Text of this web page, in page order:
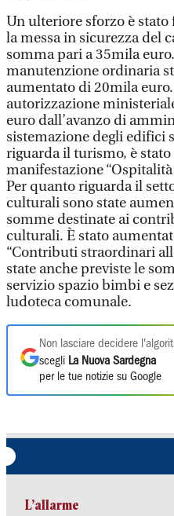
Un ulteriore sforzo è stato
la messa in sicurezza del
somma pari a 35mila
manutenzione ordinaria
aumentato di 20mila
autorizzazione
euro dall’avanzo di
sistemazione degli edifici
riguarda il turismo, è
manifestazione
Per quanto riguarda il
culturali sono state
somme destinate ai
culturali. È stato
“Contributi straordinari
state anche previste le
servizio spazio bimbi e
ludoteca comunale.
Non lasciare decidere
scegli La Nuova Sardegna
per le tue notizie su Google
L’allarme